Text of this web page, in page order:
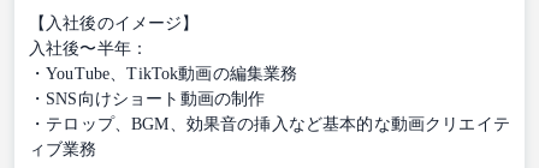
【入社後のイメージ】
入社後〜半年：
・YouTube、TikTok動画の編集業務
・SNS向けショート動画の制作
・テロップ、BGM、効果音の挿入など基本的な動画クリエイテ
ィブ業務